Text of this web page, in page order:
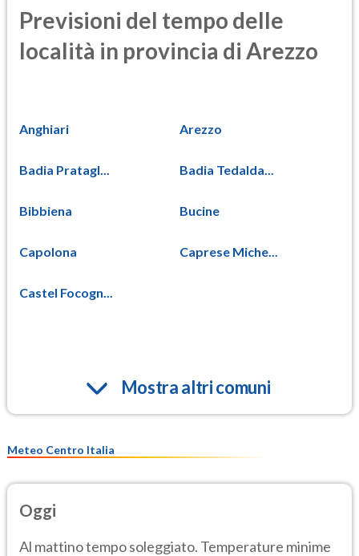
Previsioni del tempo delle
località in provincia di Arezzo
Anghiari Arezzo
Badia Pratagl... Badia Tedalda...
Bibbiena Bucine
Capolona Caprese Miche...
Castel Focogn...
Mostra altri comuni
Meteo Centro Italia
Oggi
Al mattino tempo soleggiato. Temperature minime